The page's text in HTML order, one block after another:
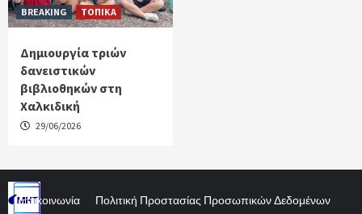
BREAKING ΤΟΠΙΚΑ
Δημιουργία τριών
δανειστικών
βιβλιοθηκών στη
Χαλκιδική
29/06/2026
Επικοινωνία Πολιτική Προστασίας Προσωπικών Δεδομένων